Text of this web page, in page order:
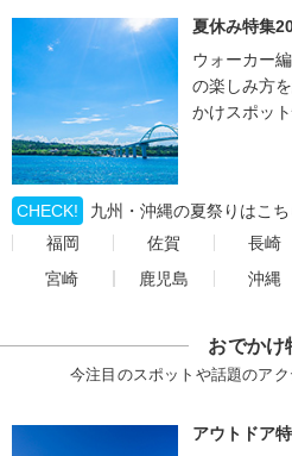
夏休み特集
ウォーカー
の楽しみ方
かけスポッ
CHECK!
九州・沖縄の夏祭りはこち
福岡
佐賀 長崎
宮崎
鹿児島 沖縄
おでかけ
今注目のスポットや話題のア
アウトドア